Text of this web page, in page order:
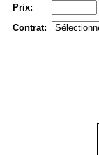
Prix:
Contrat: